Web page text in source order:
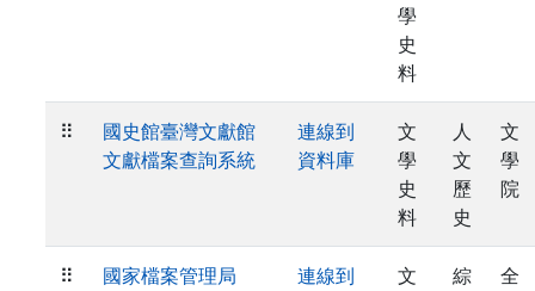
學
史
料
⠿
國史館臺灣文獻館
文獻檔案查詢系統
連線到
資料庫
文
學
史
料
人
文
歷
史
文
學
院
⠿
國家檔案管理局
連線到
文
綜
全